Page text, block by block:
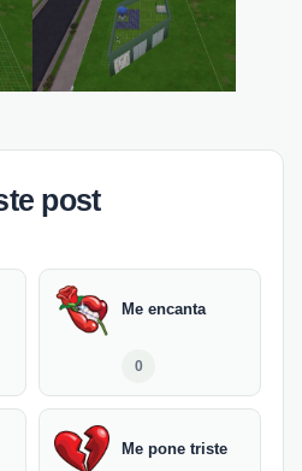
post
Me encanta
0
Me pone triste